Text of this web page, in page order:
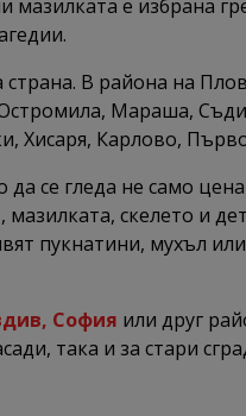
е избрана
В района на
Мараша,
Хисаря, Карлово,
се гледа не само
скелето и
пукнатини, мухъл
София или друг
така и за стари